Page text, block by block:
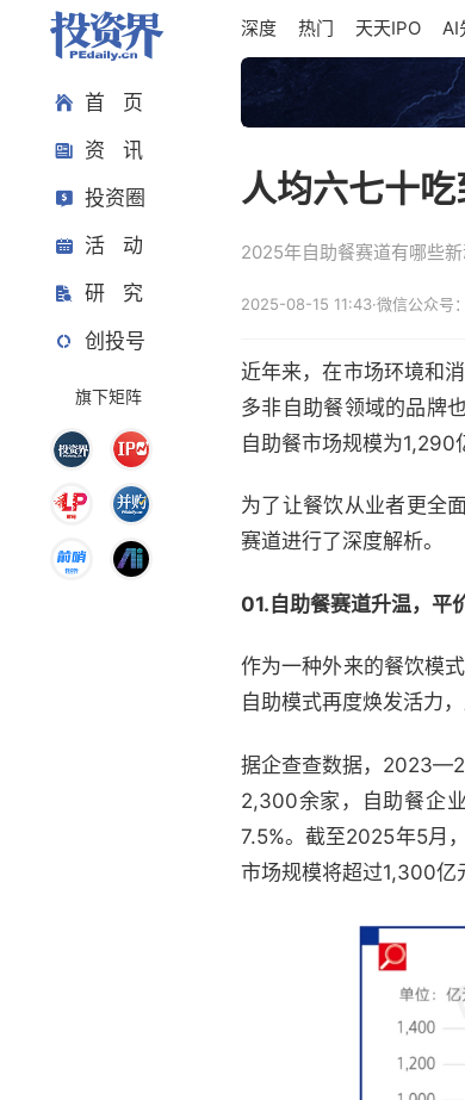
首 页
资 讯
投资圈
活 动
研 究
创投号
旗下矩阵
深度 热门 天天IPO AI
人均六七十
2025年自助餐赛道有哪些
2025-08-15 11:43·微信公众号
近年来，在市场环境和
多非自助餐领域的品牌
自助餐市场规模为1,290
为了让餐饮从业者更全
赛道进行了深度解析。
01.自助餐赛道升温， 平
作为一种外来的餐饮模
自助模式再度焕发活力，
据企查查数据，
2,300余家，自助餐企
7.5%。截至2025年5月
市场规模将超过1,300亿